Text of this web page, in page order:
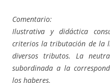
Comentario:
Ilustrativa y didáctica
criterios la tributación de la
diversos tributos. La
subordinada a la
los haberes.